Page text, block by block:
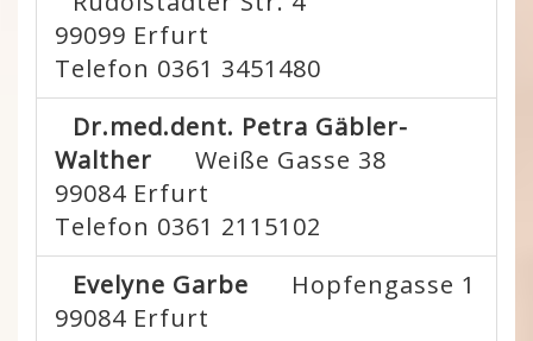
99099 Erfurt
Telefon 0361 3451480
Dr.med.dent. Petra Gäbler-
Walther
Weiße Gasse 38
99084 Erfurt
Telefon 0361 2115102
Evelyne Garbe
Hopfengasse 1
99084 Erfurt